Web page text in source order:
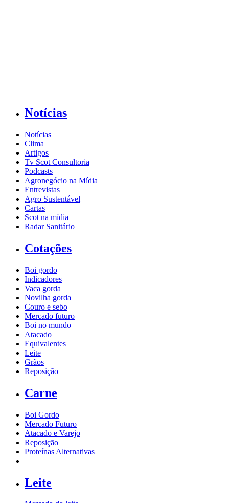
Notícias
Notícias
Clima
Artigos
Tv Scot Consultoria
Podcasts
Agronegócio na Mídia
Entrevistas
Agro Sustentável
Cartas
Scot na mídia
Radar Sanitário
Cotações
Boi gordo
Indicadores
Vaca gorda
Novilha gorda
Couro e sebo
Mercado futuro
Boi no mundo
Atacado
Equivalentes
Leite
Grãos
Reposição
Carne
Boi Gordo
Mercado Futuro
Atacado e Varejo
Reposição
Proteínas Alternativas
Leite